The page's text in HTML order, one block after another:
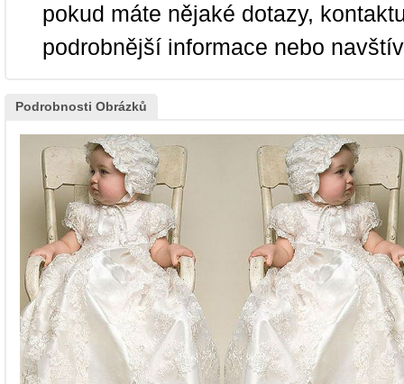
pokud máte nějaké dotazy,
podrobnější informace nebo
Podrobnosti Obrázků